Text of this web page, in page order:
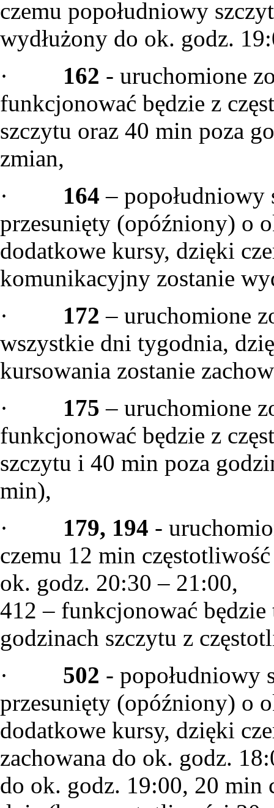
czemu popołudniowy
wydłużony do ok. godz.
· 162 - uruchomione
funkcjonować będzie z
szczytu oraz 40 min poza
zmian,
· 164 –
przesunięty (opóźniony) o
dodatkowe kursy, dzięki
komunikacyjny zostanie
· 172 – uruchomione
wszystkie dni tygodnia,
kursowania zostanie
· 175 – uruchomione
funkcjonować będzie z
szczytu i 40 min poza
min),
· 179, 194 -
czemu 12 min
ok. godz. 20:30 – 21:00,
412 – funkcjonować
godzinach szczytu z
· 502 - popołudniowy
przesunięty (opóźniony) o
dodatkowe kursy, dzięki
zachowana do ok. godz.
do ok. godz. 19:00, 20 min